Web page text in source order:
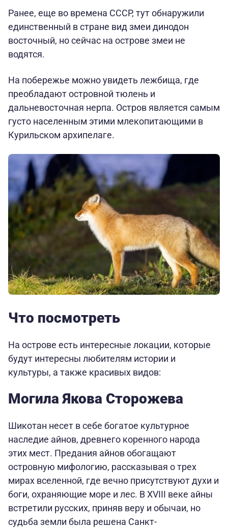
Ранее, еще во времена СССР, тут обнаружили
единственный в стране вид змеи динодон
восточный, но сейчас на острове змеи не
водятся.
На побережье можно увидеть лежбища, где
преобладают островной тюлень и
дальневосточная нерпа. Остров является самым
густо населенным этими млекопитающими в
Курильском архипелаге.
Что посмотреть
На острове есть интересные локации, которые
будут интересны любителям истории и
культуры, а также красивых видов:
Могила Якова Сторожева
Шикотан несет в себе богатое культурное
наследие айнов, древнего коренного народа
этих мест. Предания айнов обогащают
островную мифологию, рассказывая о трех
мирах вселенной, где вечно присутствуют духи и
боги, охраняющие море и лес. В XVIII веке айны
встретили русских, приняв веру и обычаи, но
судьба земли была решена Санкт-